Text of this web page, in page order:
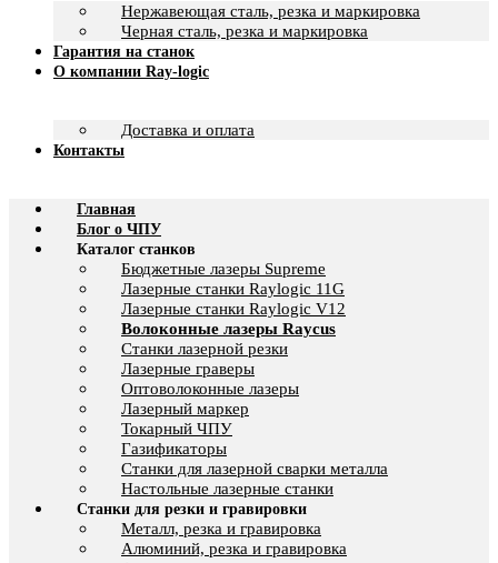
Нержавеющая сталь, резка и маркировка
Черная сталь, резка и маркировка
Гарантия на станок
О компании Ray-logic
Доставка и оплата
Контакты
Главная
Блог о ЧПУ
Каталог станков
Бюджетные лазеры Supreme
Лазерные станки Raylogic 11G
Лазерные станки Raylogic V12
Волоконные лазеры Raycus
Станки лазерной резки
Лазерные граверы
Оптоволоконные лазеры
Лазерный маркер
Токарный ЧПУ
Газификаторы
Cтанки для лазерной сварки металла
Настольные лазерные станки
Станки для резки и гравировки
Металл, резка и гравировка
Алюминий, резка и гравировка